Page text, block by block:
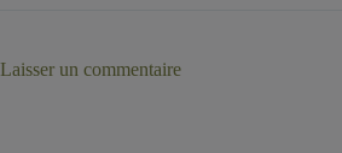
Laisser un commentaire